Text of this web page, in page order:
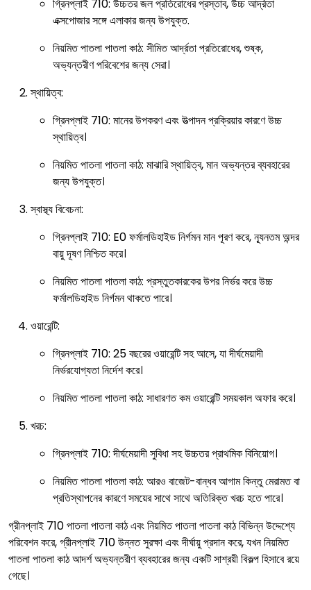
গ্রিনপ্লাই 710: উচ্চতর জল প্রতিরোধের প্রস্তাব, উচ্চ আর্দ্রতা
এক্সপোজার সঙ্গে এলাকার জন্য উপযুক্ত.
নিয়মিত পাতলা পাতলা কাঠ: সীমিত আর্দ্রতা প্রতিরোধের, শুষ্ক,
অভ্যন্তরীণ পরিবেশের জন্য সেরা।
স্থায়িত্ব:
গ্রিনপ্লাই 710: মানের উপকরণ এবং উত্পাদন প্রক্রিয়ার কারণে উচ্চ
স্থায়িত্ব।
নিয়মিত পাতলা পাতলা কাঠ: মাঝারি স্থায়িত্ব, মান অভ্যন্তর ব্যবহারের
জন্য উপযুক্ত।
স্বাস্থ্য বিবেচনা:
গ্রিনপ্লাই 710: E0 ফর্মালডিহাইড নির্গমন মান পূরণ করে, ন্যূনতম অন্দর
বায়ু দূষণ নিশ্চিত করে।
নিয়মিত পাতলা পাতলা কাঠ: প্রস্তুতকারকের উপর নির্ভর করে উচ্চ
ফর্মালডিহাইড নির্গমন থাকতে পারে।
ওয়ারেন্টি:
গ্রিনপ্লাই 710: 25 বছরের ওয়ারেন্টি সহ আসে, যা দীর্ঘমেয়াদী
নির্ভরযোগ্যতা নির্দেশ করে।
নিয়মিত পাতলা পাতলা কাঠ: সাধারণত কম ওয়ারেন্টি সময়কাল অফার করে।
খরচ:
গ্রিনপ্লাই 710:দীর্ঘমেয়াদী সুবিধা সহ উচ্চতর প্রাথমিক বিনিয়োগ।
নিয়মিত পাতলা পাতলা কাঠ: আরও বাজেট-বান্ধব আগাম কিন্তু মেরামত বা
প্রতিস্থাপনের কারণে সময়ের সাথে সাথে অতিরিক্ত খরচ হতে পারে।
গ্রীনপ্লাই 710 পাতলা পাতলা কাঠ এবং নিয়মিত পাতলা পাতলা কাঠ বিভিন্ন উদ্দেশ্যে
পরিবেশন করে, গ্রীনপ্লাই 710 উন্নত সুরক্ষা এবং দীর্ঘায়ু প্রদান করে, যখন নিয়মিত
পাতলা পাতলা কাঠ আদর্শ অভ্যন্তরীণ ব্যবহারের জন্য একটি সাশ্রয়ী বিকল্প হিসাবে রয়ে
গেছে।